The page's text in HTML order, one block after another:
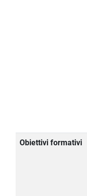
Obiettivi formativi